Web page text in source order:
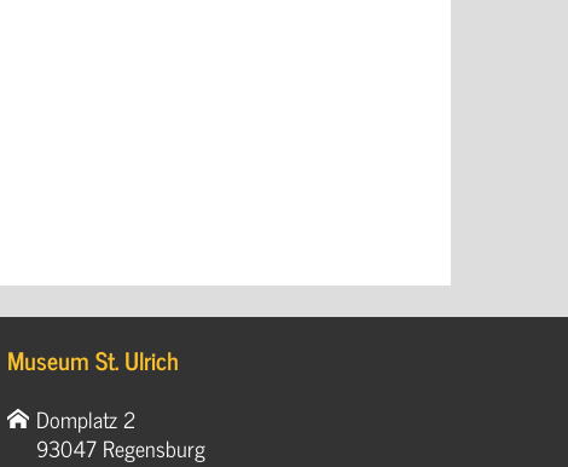
Museum St. Ulrich
Domplatz 2
93047 Regensburg